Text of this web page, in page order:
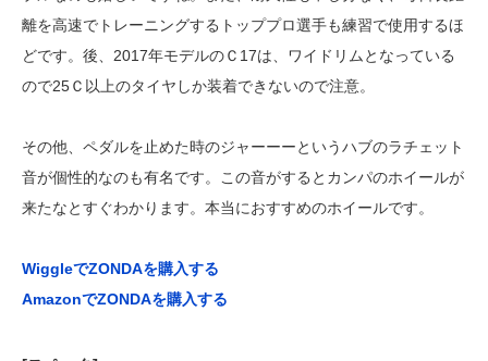
離を高速でトレーニングするトッププロ選手も練習で使用するほ
どです。後、2017年モデルのＣ17は、ワイドリムとなっている
ので25Ｃ以上のタイヤしか装着できないので注意。
その他、ペダルを止めた時のジャーーーというハブのラチェット
音が個性的なのも有名です。この音がするとカンパのホイールが
来たなとすぐわかります。本当におすすめのホイールです。
WiggleでZONDAを購入する
AmazonでZONDAを購入する